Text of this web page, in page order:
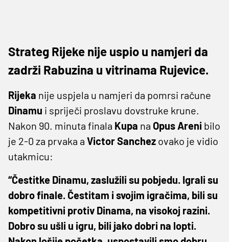
Strateg Rijeke nije uspio u namjeri da
zadrži Rabuzina u vitrinama Rujevice.
Rijeka nije uspjela u namjeri da pomrsi račune
Dinamu i spriječi proslavu dovstruke krune.
Nakon 90. minuta finala Kupa na Opus Areni bilo
je 2-0 za prvaka a VictorSanchez ovako je vidio
utakmicu:
“Čestitke Dinamu, zaslužili su pobjedu. Igrali su
dobro finale. Čestitam i svojim igračima, bili su
kompetitivni protiv Dinama, na visokoj razini.
Dobro su ušli u igru, bili jako dobri na lopti.